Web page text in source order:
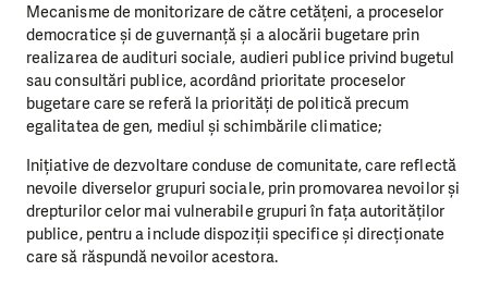
Mecanisme de monitorizare de către cetățeni, a proceselor
democratice și de guvernanță și a alocării bugetare prin
realizarea de audituri sociale, audieri publice privind bugetul
sau consultări publice, acordând prioritate proceselor
bugetare care se referă la priorități de politică precum
egalitatea de gen, mediul și schimbările climatice;
Inițiative de dezvoltare conduse de comunitate, care reflectă
nevoile diverselor grupuri sociale, prin promovarea nevoilor și
drepturilor celor mai vulnerabile grupuri în fața autorităților
publice, pentru a include dispoziții specifice și direcționate
care să răspundă nevoilor acestora.